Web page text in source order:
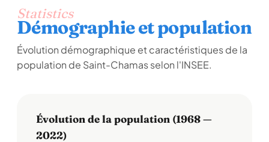
Statistics
Démographie et population
Évolution démographique et caractéristiques de la
population de Saint-Chamas selon l'INSEE.
Évolution de la population (1968 —
2022)